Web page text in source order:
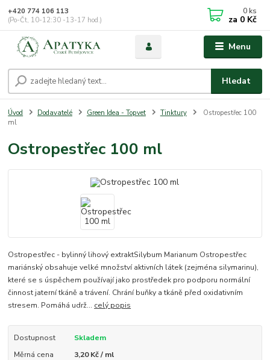
Menu
Hledat
+420 774 106 113
(Po-Čt, 10-12:30 -13-17 hod.)
0 ks
za 0 Kč
Úvod Dodavatelé Green Idea - Topvet Tinktury
Ostropestřec 100
ml
Ostropestřec 100 ml
Ostropestřec - bylinný lihový extraktSilybum Marianum Ostropestřec
mariánský obsahuje velké množství aktivních látek (zejména silymarinu),
které se s úspěchem používají jako prostředek pro podporu normální
činnost jaterní tkáně a trávení. Chrání buňky a tkáně před oxidativním
stresem. Pomáhá udrž... celý popis
Dostupnost
Skladem
Měrná cena
3,20 Kč / ml